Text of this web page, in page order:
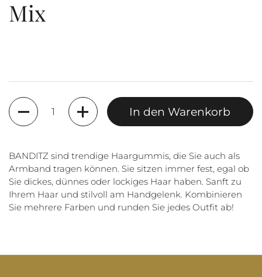
Mix
Anzahl
In den Warenkorb
BANDITZ sind trendige Haargummis, die Sie auch als
Armband tragen können. Sie sitzen immer fest, egal ob
Sie dickes, dünnes oder lockiges Haar haben. Sanft zu
Ihrem Haar und stilvoll am Handgelenk. Kombinieren
Sie mehrere Farben und runden Sie jedes Outfit ab!